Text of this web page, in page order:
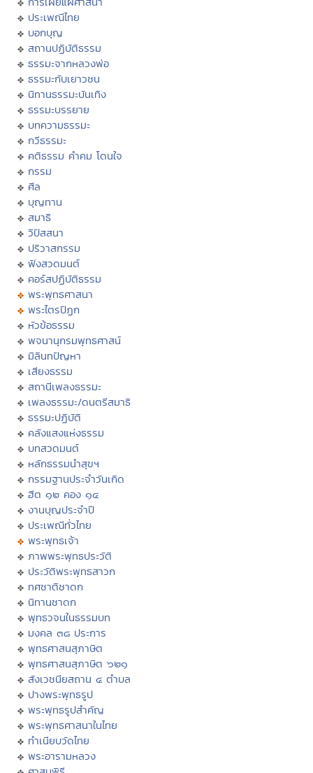
ประเพณีไทย
บอกบุญ
สถานปฏิบัติธรรม
ธรรมะจากหลวงพ่อ
ธรรมะกับเยาวชน
นิทานธรรมะบันเทิง
ธรรมะบรรยาย
บทความธรรมะ
กวีธรรมะ
คติธรรม คำคม โดนใจ
กรรม
ศีล
บุญทาน
สมาธิ
วิปัสสนา
ปริวาสกรรม
ฟังสวดมนต์
คอร์สปฏิบัติธรรม
พระพุทธศาสนา
พระไตรปิฏก
หัวข้อธรรม
พจนานุกรมพุทธศาสน์
มิลินทปัญหา
เสียงธรรม
สถานีเพลงธรรมะ
เพลงธรรมะ/ดนตรีสมาธิ
ธรรมะปฏิบัติ
คลังแสงแห่งธรรม
บทสวดมนต์
หลักธรรมนำสุขฯ
กรรมฐานประจำวันเกิด
ฮีต ๑๒ คอง ๑๔
งานบุญประจำปี
ประเพณีทั่วไทย
พระพุทธเจ้า
ภาพพระพุทธประวัติ
ประวัติพระพุทธสาวก
ทศชาติชาดก
นิทานชาดก
พุทธวจนในธรรมบท
มงคล ๓๘ ประการ
พุทธศาสนสุภาษิต
พุทธศาสนสุภาษิต ๖๒๑
สังเวชนียสถาน ๔ ตำบล
ปางพระพุทธรูป
พระพุทธรูปสำคัญ
พระพุทธศาสนาในไทย
ทำเนียบวัดไทย
พระอารามหลวง